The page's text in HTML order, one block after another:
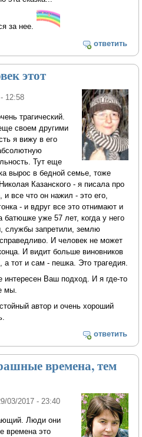
за нее.
ответить
этот
12:58
трагический.
своем другими
я вижу в его
Тут еще
вырос в бедной семье, тоже
Казанского - я писала про
и все что он нажил - это его,
- и вдруг все это отнимают и
батюшке уже 57 лет, когда у него
службы запретили, землю
И человек не может
И видит больше виновников
а тот и сам - пешка. Это трагедия.
Ваш подход. И я где-то
мы.
автор и очень хороший
ответить
времена, тем
03/2017 - 23:40
Люди они
времена это